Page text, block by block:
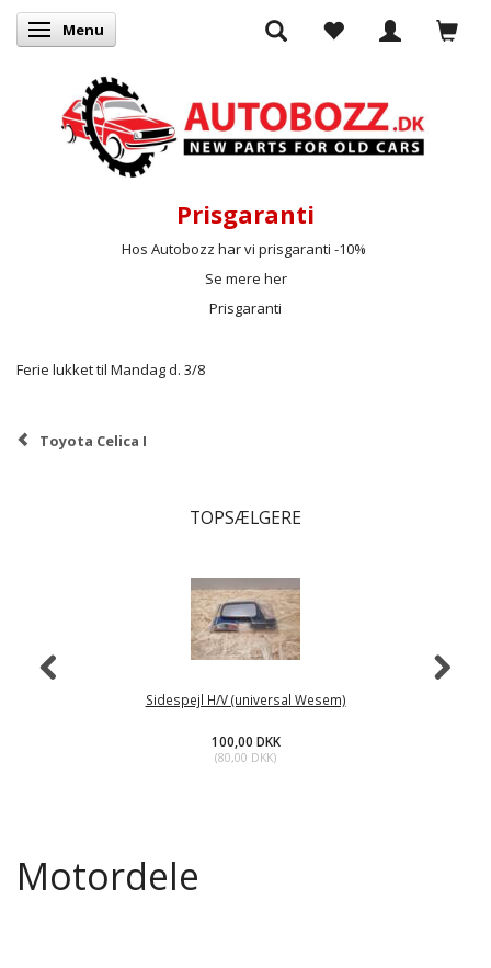
Skifte navigation
Menu
Prisgaranti
Hos Autobozz har vi prisgaranti -10%
Se mere her
Prisgaranti
Ferie lukket til Mandag d. 3/8
Toyota Celica I
TOPSÆLGERE
Sidespejl H/V (universal Wesem)
100,00 DKK
(80,00 DKK)
Motordele